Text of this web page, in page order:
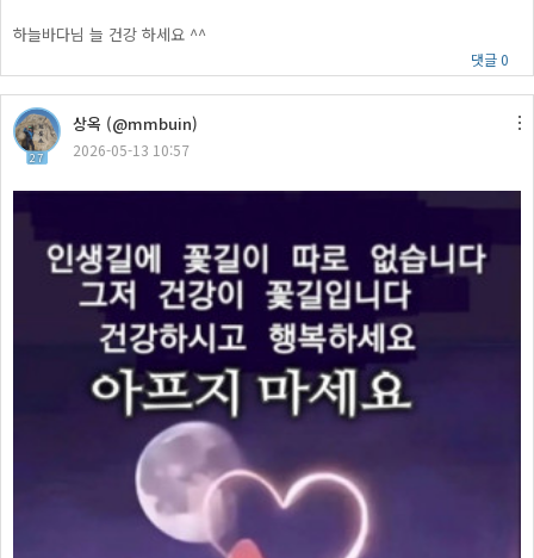
하늘바다님 늘 건강 하세요 ^^
댓글 0
27
상옥 (@mmbuin)
2026-05-13 10:57